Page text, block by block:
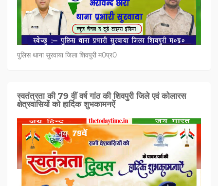
पुलिस थाना सुरवाया जिला शिवपुरी म0प्र0
स्वतंत्रता की 79 वीं वर्ष गांठ की शिवपुरी जिले एवं कोलारस
क्षेत्रवासियों को हार्दिक शुभकामनऐं